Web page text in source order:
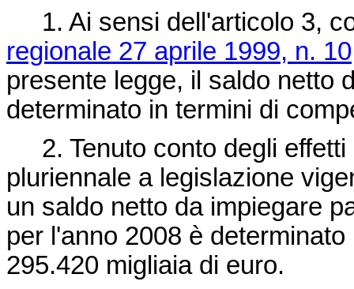
1. Ai sensi dell'articolo 3,
regionale 27 aprile 1999, n. 10
presente legge, il saldo netto
determinato in termini di
2. Tenuto conto degli effetti
pluriennale a legislazione
un saldo netto da impiegare
per l'anno 2008 è
295.420 migliaia di euro.